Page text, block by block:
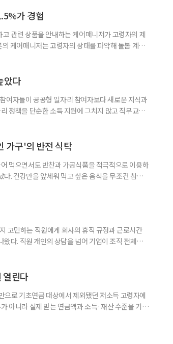
가 경험
관련 상품을 안내하는 케어매니저가 고령자의 제
케어매니저는 고령자의 상태를 파악해 돌봄 계획
업 인터넷인피니티는 케어매니저 전문사이트 ‘케
았다
여자들이 공공형 일자리 참여자보다 새로운 지식과
정책을 단순한 소득 지원에 그치지 않고 직무교육
성별과 연령, 거주지역, 소득, 가구형태, 일자리 유
가구'의 반전 식탁
먹으면서도 반찬과 가공식품을 적극적으로 이용하
. 건강만을 앞세워 먹고 싶은 음식을 무조건 참기보
찬과 냉동·즉석식품, 통조림 등 외부에서 조
고민하는 직원에게 회사의 휴직 규정과 근로시간
다. 직원 개인의 상담을 넘어 기업이 조직 전체의
시간 AI와 상담할 수 있으며, 인
열린다
로 기초연금 대상에서 제외됐던 저소득 고령자에
아니라 실제 받는 연금액과 소득·재산 수준을 기준